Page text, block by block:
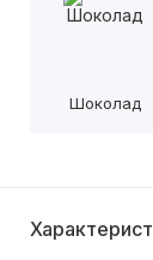
Шоколад